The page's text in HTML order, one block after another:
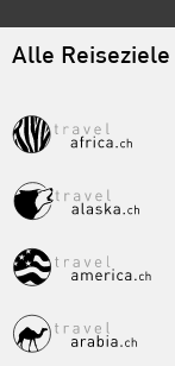
Alle Reiseziele